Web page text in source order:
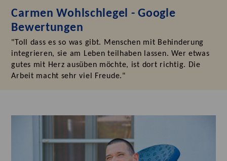
Carmen Wohlschlegel - Google
Bewertungen
"Toll dass es so was gibt. Menschen mit Behinderung
integrieren, sie am Leben teilhaben lassen. Wer etwas
gutes mit Herz ausüben möchte, ist dort richtig. Die
Arbeit macht sehr viel Freude."